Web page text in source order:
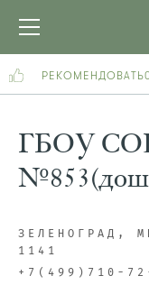
РЕКОМЕНДОВАТЬ
ГБОУ
ЗЕЛЕНОГРАД,
1141
+7(499)710-